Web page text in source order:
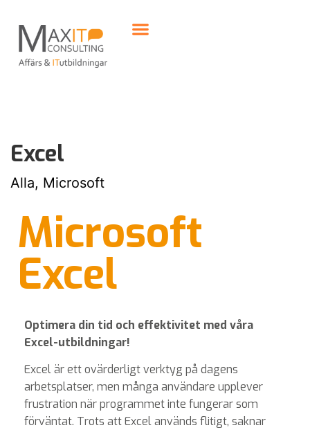
Excel
Alla, Microsoft
Microsoft
Excel
Optimera din tid och effektivitet med våra
Excel-utbildningar!
Excel är ett ovärderligt verktyg på dagens
arbetsplatser, men många användare upplever
frustration när programmet inte fungerar som
förväntat. Trots att Excel används flitigt, saknar